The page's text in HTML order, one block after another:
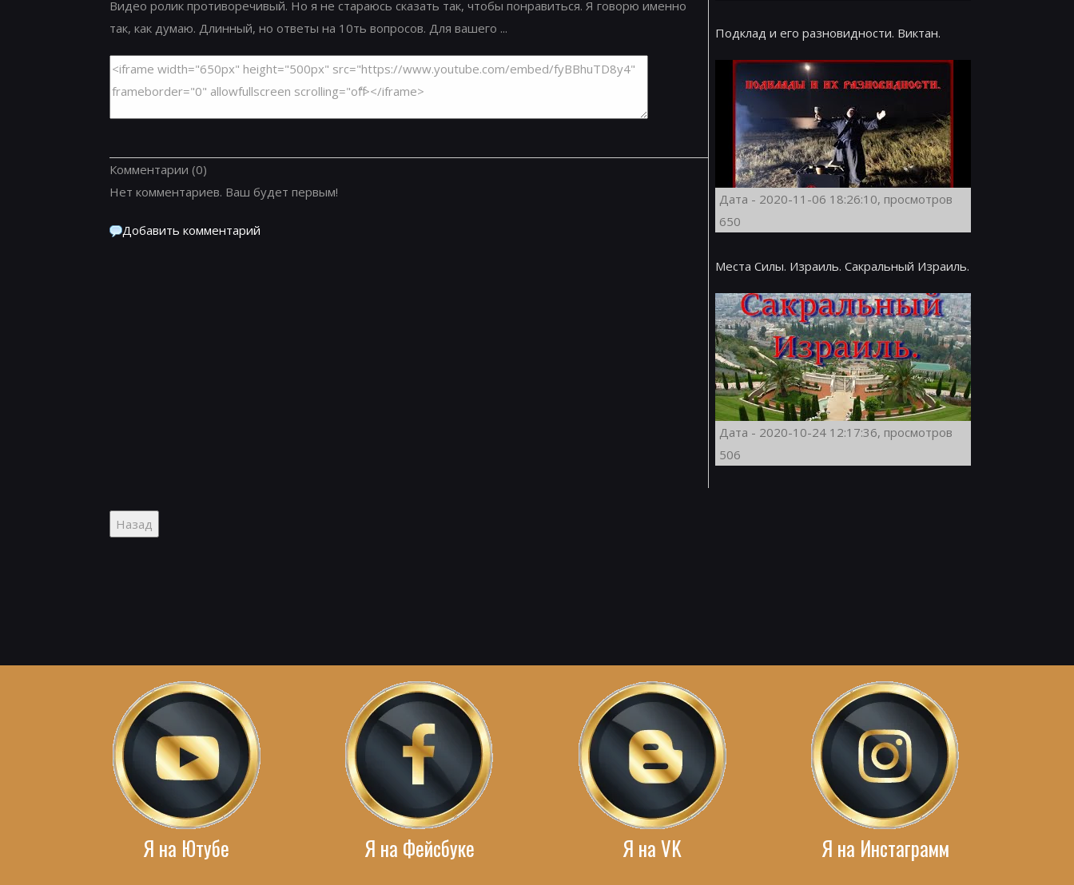
Видео ролик противоречивый. Но я не стараюсь сказать так, чтобы понравиться. Я говорю именно
так, как думаю. Длинный, но ответы на 10ть вопросов. Для вашего ...
Комментарии (0)
Нет комментариев. Ваш будет первым!
Добавить комментарий
Подклад и его разновидности. Виктан.
Дата - 2020-11-06 18:26:10, просмотров
650
Места Силы. Израиль. Сакральный Израиль.
Дата - 2020-10-24 12:17:36, просмотров
506
Я на Ютубе Я на Фейсбуке Я на VK Я на Инстаграмм